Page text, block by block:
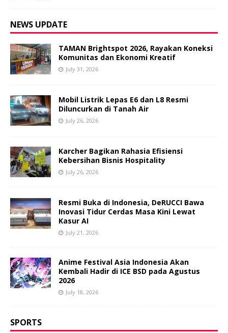
NEWS UPDATE
TAMAN Brightspot 2026, Rayakan Koneksi
Komunitas dan Ekonomi Kreatif
July 31, 2026
Mobil Listrik Lepas E6 dan L8 Resmi
Diluncurkan di Tanah Air
July 26, 2026
Karcher Bagikan Rahasia Efisiensi
Kebersihan Bisnis Hospitality
July 26, 2026
Resmi Buka di Indonesia, DeRUCCI Bawa
Inovasi Tidur Cerdas Masa Kini Lewat
Kasur AI
July 21, 2026
Anime Festival Asia Indonesia Akan
Kembali Hadir di ICE BSD pada Agustus
2026
July 18, 2026
SPORTS